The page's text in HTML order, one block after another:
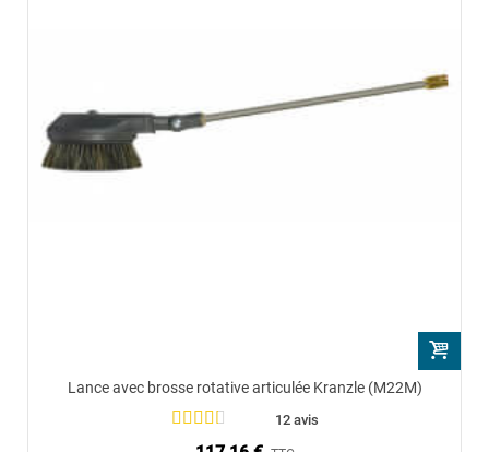
Lance avec brosse rotative articulée Kranzle (M22M)
12 avis